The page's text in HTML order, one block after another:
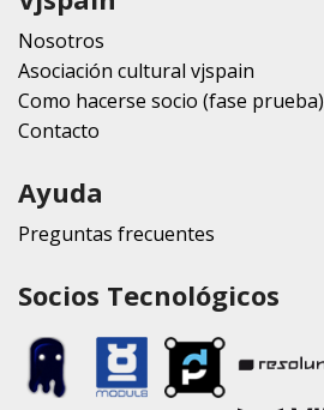
Nosotros
Asociación cultural vjspain
Como hacerse socio (fase prueba)
Contacto
Ayuda
Preguntas frecuentes
Socios Tecnológicos